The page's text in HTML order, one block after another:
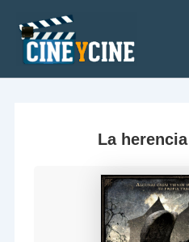
contenido
La